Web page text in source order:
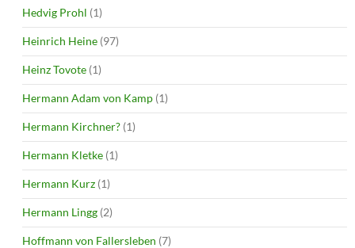
Hedvig Prohl (1)
Heinrich Heine (97)
Heinz Tovote (1)
Hermann Adam von Kamp (1)
Hermann Kirchner? (1)
Hermann Kletke (1)
Hermann Kurz (1)
Hermann Lingg (2)
Hoffmann von Fallersleben (7)